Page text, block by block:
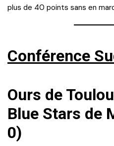
plus de 40 points sans en
Conférence
Ours de
Blue Stars de
0)